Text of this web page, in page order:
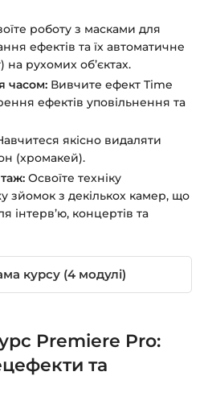
роботу з масками для
ефектів та їх автоматичне
на рухомих об’єктах.
часом: Вивчите ефект Time
ефектів уповільнення та
якісно видаляти
(хромакей).
Освоїте техніку
зйомок з декількох камер, що
інтерв’ю, концертів та
курсу (4 модулі)
Premiere Pro:
та